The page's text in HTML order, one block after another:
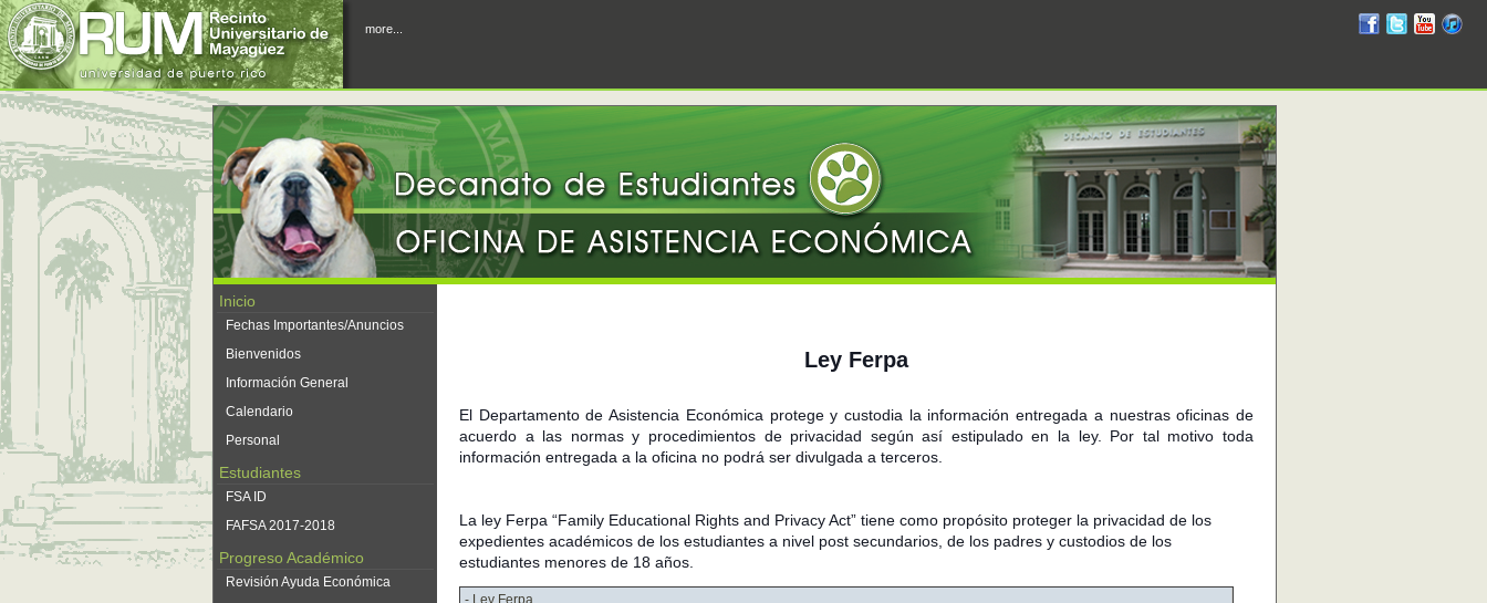
more...
RUMRUMRUM
Inicio
Fechas Importantes/Anuncios
Bienvenidos
Información General
Calendario
Personal
Estudiantes
FSA ID
FAFSA 2017-2018
Progreso Académico
Revisión Ayuda Económica
Ley Ferpa
El Departamento de Asistencia Económica protege y custodia la información entregada a nuestras oficinas de
acuerdo a las normas y procedimientos de privacidad según así estipulado en la ley. Por tal motivo toda
información entregada a la oficina no podrá ser divulgada a terceros.
La ley Ferpa “Family Educational Rights and Privacy Act” tiene como propósito proteger la privacidad de los
expedientes académicos de los estudiantes a nivel post secundarios, de los padres y custodios de los
estudiantes menores de 18 años.
- Ley Ferpa